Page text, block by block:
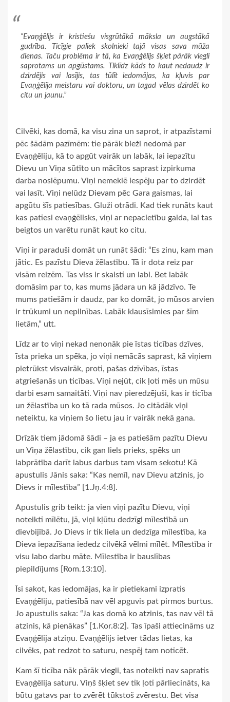
“Evaņģēlijs ir kristiešu visgrūtākā māksla un augstākā
gudrība. Ticīgie paliek skolnieki tajā visas sava mūža
dienas. Taču problēma ir tā, ka Evaņģēlijs šķiet pārāk viegli
saprotams un apgūstams. Tiklīdz kāds to kaut nedaudz ir
dzirdējis vai lasījis, tas tūlīt iedomājas, ka kļuvis par
Evaņģēlija meistaru vai doktoru, un tagad vēlas dzirdēt ko
citu un jaunu.”
Cilvēki, kas domā, ka visu zina un saprot, ir atpazīstami
pēc šādām pazīmēm: tie pārāk bieži nedomā par
Evaņģēliju, kā to apgūt vairāk un labāk, lai iepazītu
Dievu un Viņa sūtīto un mācītos saprast izpirkuma
darba noslēpumu. Viņi nemeklē iespēju par to dzirdēt
vai lasīt. Viņi nelūdz Dievam pēc Gara gaismas, lai
apgūtu šīs patiesības. Gluži otrādi. Kad tiek runāts kaut
kas patiesi evaņģēlisks, viņi ar nepacietību gaida, lai tas
beigtos un varētu runāt kaut ko citu.
Viņi ir paraduši domāt un runāt šādi: “Es zinu, kam man
jātic. Es pazīstu Dieva žēlastību. Tā ir dota reiz par
visām reizēm. Tas viss ir skaisti un labi. Bet labāk
domāsim par to, kas mums jādara un kā jādzīvo. Te
mums patiešām ir daudz, par ko domāt, jo mūsos arvien
ir trūkumi un nepilnības. Labāk klausīsimies par šīm
lietām,” utt.
Līdz ar to viņi nekad nenonāk pie īstas ticības dzīves,
īsta prieka un spēka, jo viņi nemācās saprast, kā viņiem
pietrūkst visvairāk, proti, pašas dzīvības, īstas
atgriešanās un ticības. Viņi nejūt, cik ļoti mēs un mūsu
darbi esam samaitāti. Viņi nav pieredzējuši, kas ir ticība
un žēlastība un ko tā rada mūsos. Jo citādāk viņi
neteiktu, ka viņiem šo lietu jau ir vairāk nekā gana.
Drīzāk tiem jādomā šādi – ja es patiešām pazītu Dievu
un Viņa žēlastību, cik gan liels prieks, spēks un
labprātība darīt labus darbus tam visam sekotu! Kā
apustulis Jānis saka: “Kas nemīl, nav Dievu atzinis, jo
Dievs ir mīlestība” [1.Jņ.4:8].
Apustulis grib teikt: ja vien viņi pazītu Dievu, viņi
noteikti mīlētu, jā, viņi kļūtu dedzīgi mīlestībā un
dievbijībā. Jo Dievs ir tik liela un dedzīga mīlestība, ka
Dieva iepazīšana iededz cilvēkā vēlmi mīlēt. Mīlestība ir
visu labo darbu māte. Mīlestība ir bauslības
piepildījums [Rom.13:10].
Īsi sakot, kas iedomājas, ka ir pietiekami izpratis
Evaņģēliju, patiesībā nav vēl apguvis pat pirmos burtus.
Jo apustulis saka: “Ja kas domā ko atzinis, tas nav vēl tā
atzinis, kā pienākas” [1.Kor.8:2]. Tas īpaši attiecināms uz
Evaņģēlija atziņu. Evaņģēlijs ietver tādas lietas, ka
cilvēks, pat redzot to saturu, nespēj tam noticēt.
Kam šī ticība nāk pārāk viegli, tas noteikti nav sapratis
Evaņģēlija saturu. Viņš šķiet sev tik ļoti pārliecināts, ka
būtu gatavs par to zvērēt tūkstoš zvērestu. Bet visa